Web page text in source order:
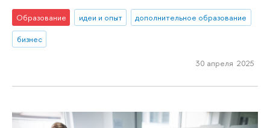
Образование идеи и опыт
дополнительное образование
бизнес
30 апреля 2025